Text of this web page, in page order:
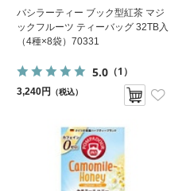
バシラーティー ブック型紅茶 マジ
ックフルーツ ティーバッグ 32TB入
（4種×8袋）70331
5.0（1）
3,240円 （税込）